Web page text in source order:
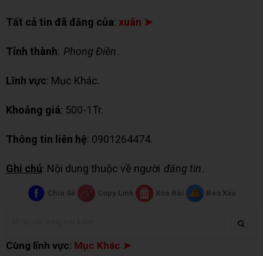
Tất cả tin đã đăng của: xuân ➤
Tỉnh thành: Phong Điền.
Lĩnh vực: Mục Khác.
Khoảng giá: 500-1Tr.
Thông tin liên hệ: 0901264474.
Ghi chú: Nội dung thuộc về người đăng tin.
Chia Sẻ Copy Link Xóa Bài Báo Xấu
Cùng lĩnh vực: Mục Khác ➤